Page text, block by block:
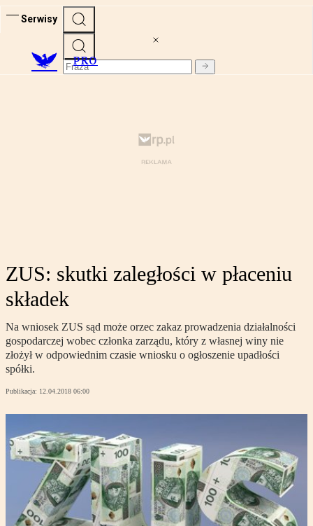
Serwisy
PRO
ZUS: skutki zaległości w płaceniu
składek
Na wniosek ZUS sąd może orzec zakaz prowadzenia działalności
gospodarczej wobec członka zarządu, który z własnej winy nie
złożył w odpowiednim czasie wniosku o ogłoszenie upadłości
spółki.
Publikacja: 12.04.2018 06:00